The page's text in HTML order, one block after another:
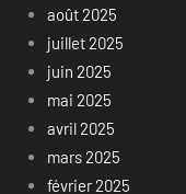
août 2025
juillet 2025
juin 2025
mai 2025
avril 2025
mars 2025
février 2025